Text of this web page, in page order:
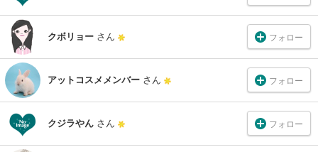
クボリョー さん フォロー
アットコスメメンバー さん フォロー
クジラやん さん フォロー